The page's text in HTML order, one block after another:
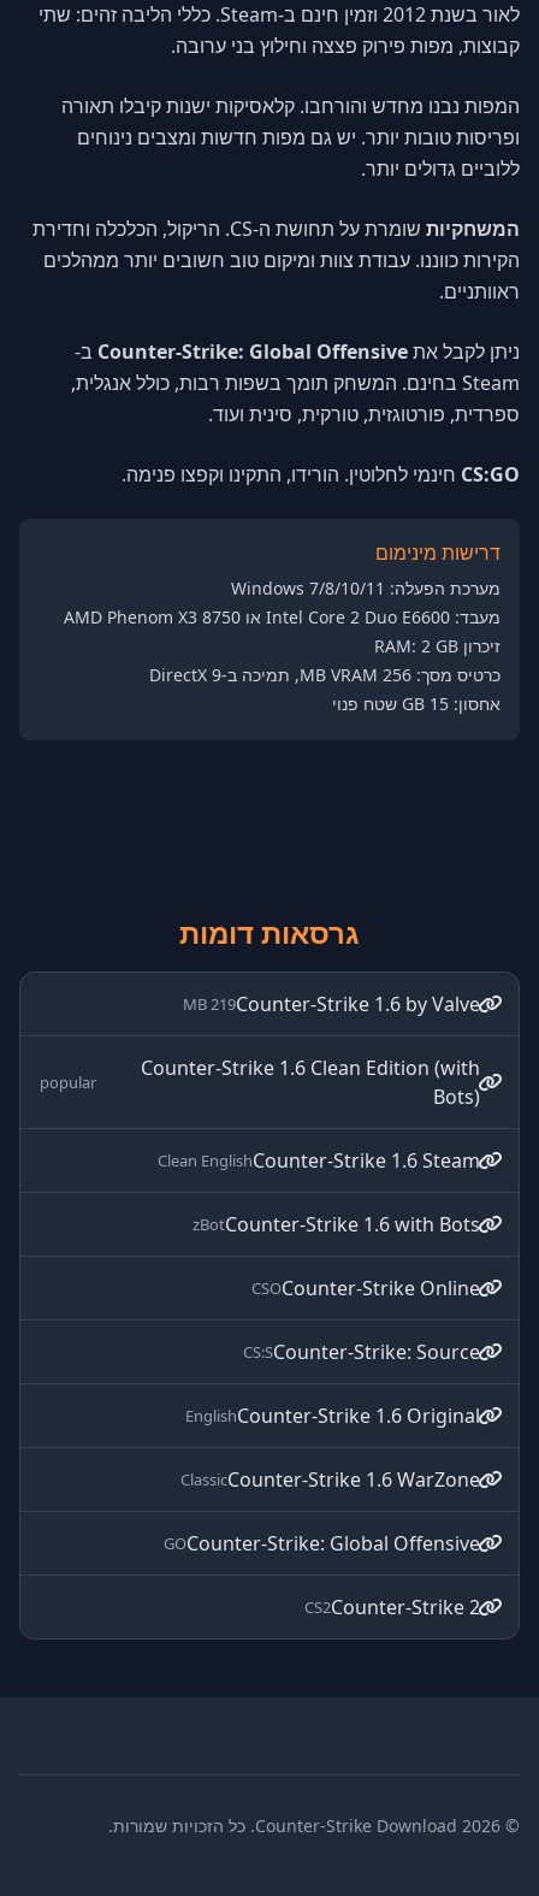
לאור בשנת 2012 וזמין חינם ב-Steam. כללי הליבה זהים: שתי
קבוצות, מפות פירוק פצצה וחילוץ בני ערובה.
המפות נבנו מחדש והורחבו. קלאסיקות ישנות קיבלו תאורה
ופריסות טובות יותר. יש גם מפות חדשות ומצבים נינוחים
ללוביים גדולים יותר.
המשחקיות
שומרת על תחושת ה-CS. הריקול, הכלכלה וחדירת
הקירות כווננו. עבודת צוות ומיקום טוב חשובים יותר ממהלכים
ראוותניים.
ניתן לקבל אתCounter-Strike: Global Offensive ב-
Steam בחינם. המשחק תומך בשפות רבות, כולל אנגלית,
ספרדית, פורטוגזית, טורקית, סינית ועוד.
CS:GO חינמי לחלוטין. הורידו, התקינו וקפצו פנימה.
דרישות מינימום
מערכת הפעלה: Windows 7/8/10/11
מעבד: Intel Core 2 Duo E6600 או AMD Phenom X3 8750
זיכרון RAM: 2 GB
כרטיס מסך: 256 MB VRAM, תמיכה ב-DirectX 9
אחסון: 15 GB שטח פנוי
גרסאות דומות
Counter-Strike 1.6 by Valve
219 MB
Counter-Strike 1.6 Clean Edition (with
Bots)
popular
Counter-Strike 1.6 Steam
Clean English
Counter-Strike 1.6 with Bots
zBot
Counter-Strike Online
CSO
Counter-Strike: Source
CS:S
Counter-Strike 1.6 Original
English
Counter-Strike 1.6 WarZone
Classic
Counter-Strike: Global Offensive
GO
Counter-Strike 2
CS2
© 2026 Counter-Strike Download. כל הזכויות שמורות.